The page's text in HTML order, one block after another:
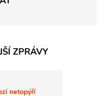
ZPRÁVY
netopýří